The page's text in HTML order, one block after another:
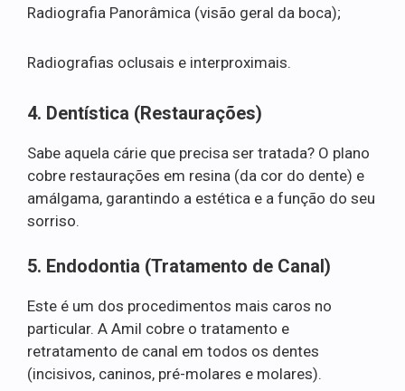
Radiografia Panorâmica (visão geral da boca);
Radiografias oclusais e interproximais.
4. Dentística (Restaurações)
Sabe aquela cárie que precisa ser tratada? O plano
cobre restaurações em resina (da cor do dente) e
amálgama, garantindo a estética e a função do seu
sorriso.
5. Endodontia (Tratamento de Canal)
Este é um dos procedimentos mais caros no
particular. A Amil cobre o tratamento e
retratamento de canal em todos os dentes
(incisivos, caninos, pré-molares e molares).